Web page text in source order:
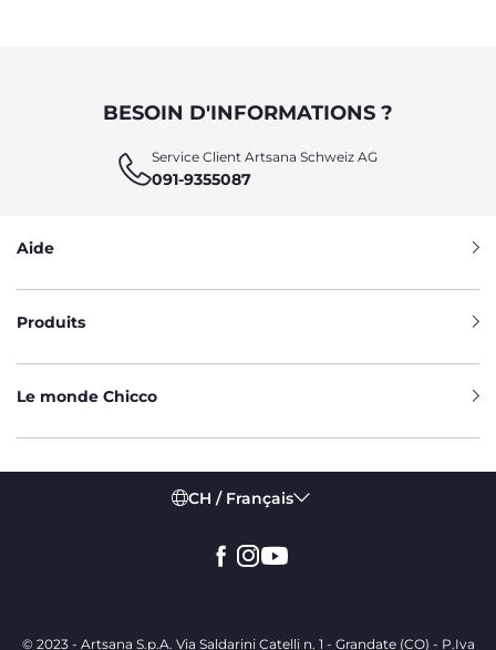
BESOIN D'INFORMATIONS ?
Service Client Artsana Schweiz AG
091-9355087
Aide
Produits
Le monde Chicco
CH / Français
© 2023 - Artsana S.p.A. Via Saldarini Catelli n. 1 - Grandate (CO) - P.Iva